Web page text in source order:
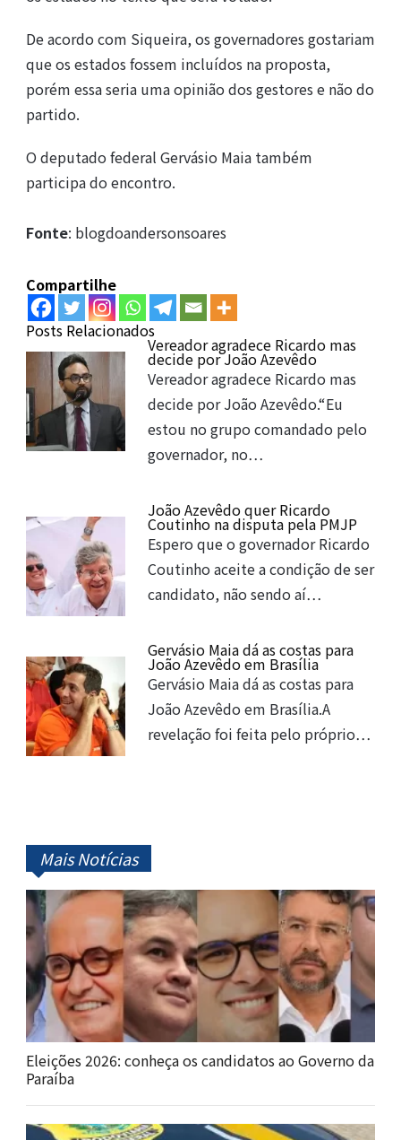
De acordo com Siqueira, os governadores gostariam
que os estados fossem incluídos na proposta,
porém essa seria uma opinião dos gestores e não do
partido.
O deputado federal Gervásio Maia também
participa do encontro.
Fonte: blogdoandersonsoares
Compartilhe
Posts Relacionados
Vereador agradece Ricardo mas
decide por João Azevêdo
Vereador agradece Ricardo mas
decide por João Azevêdo.“Eu
estou no grupo comandado pelo
governador, no…
João Azevêdo quer Ricardo
Coutinho na disputa pela PMJP
Espero que o governador Ricardo
Coutinho aceite a condição de ser
candidato, não sendo aí…
Gervásio Maia dá as costas para
João Azevêdo em Brasília
Gervásio Maia dá as costas para
João Azevêdo em Brasília.A
revelação foi feita pelo próprio…
Mais Notícias
Eleições 2026: conheça os candidatos ao Governo da
Paraíba